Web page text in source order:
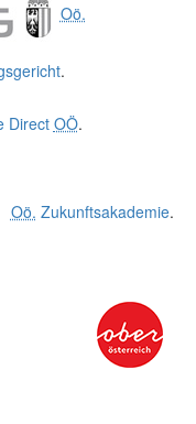
Oö.
.
Direct OÖ.
Oö. Zukunftsakademie.